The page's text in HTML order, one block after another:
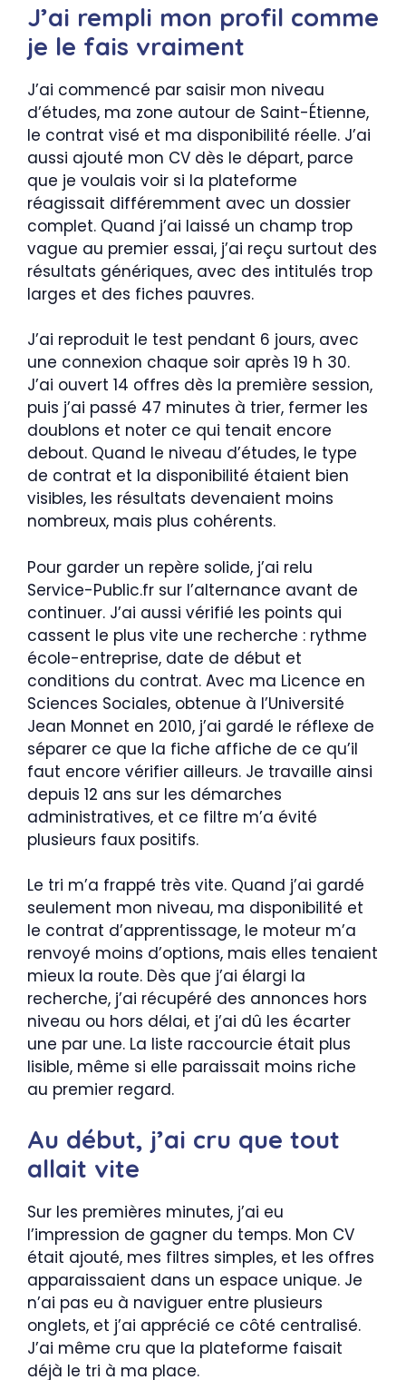
J’ai rempli mon profil comme
je le fais vraiment
J’ai commencé par saisir mon niveau
d’études, ma zone autour de Saint-Étienne,
le contrat visé et ma disponibilité réelle. J’ai
aussi ajouté mon CV dès le départ, parce
que je voulais voir si la plateforme
réagissait différemment avec un dossier
complet. Quand j’ai laissé un champ trop
vague au premier essai, j’ai reçu surtout des
résultats génériques, avec des intitulés trop
larges et des fiches pauvres.
J’ai reproduit le test pendant 6 jours, avec
une connexion chaque soir après 19 h 30.
J’ai ouvert 14 offres dès la première session,
puis j’ai passé 47 minutes à trier, fermer les
doublons et noter ce qui tenait encore
debout. Quand le niveau d’études, le type
de contrat et la disponibilité étaient bien
visibles, les résultats devenaient moins
nombreux, mais plus cohérents.
Pour garder un repère solide, j’ai relu
Service-Public.fr sur l’alternance avant de
continuer. J’ai aussi vérifié les points qui
cassent le plus vite une recherche : rythme
école-entreprise, date de début et
conditions du contrat. Avec ma Licence en
Sciences Sociales, obtenue à l’Université
Jean Monnet en 2010, j’ai gardé le réflexe de
séparer ce que la fiche affiche de ce qu’il
faut encore vérifier ailleurs. Je travaille ainsi
depuis 12 ans sur les démarches
administratives, et ce filtre m’a évité
plusieurs faux positifs.
Le tri m’a frappé très vite. Quand j’ai gardé
seulement mon niveau, ma disponibilité et
le contrat d’apprentissage, le moteur m’a
renvoyé moins d’options, mais elles tenaient
mieux la route. Dès que j’ai élargi la
recherche, j’ai récupéré des annonces hors
niveau ou hors délai, et j’ai dû les écarter
une par une. La liste raccourcie était plus
lisible, même si elle paraissait moins riche
au premier regard.
Au début, j’ai cru que tout
allait vite
Sur les premières minutes, j’ai eu
l’impression de gagner du temps. Mon CV
était ajouté, mes filtres simples, et les offres
apparaissaient dans un espace unique. Je
n’ai pas eu à naviguer entre plusieurs
onglets, et j’ai apprécié ce côté centralisé.
J’ai même cru que la plateforme faisait
déjà le tri à ma place.